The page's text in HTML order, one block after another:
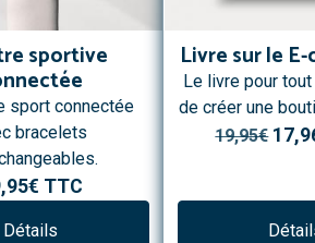
sportive
sport connectée
bracelets
TTC
Détails
Livre sur le
Le livre pour
de créer une
19,95€